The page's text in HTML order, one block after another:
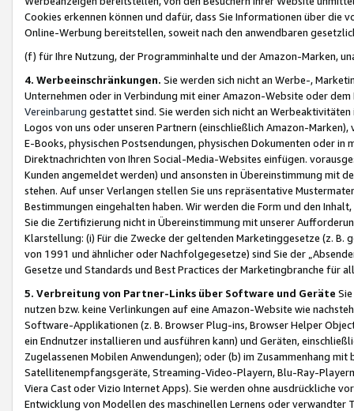
Cookies erkennen können und dafür, dass Sie Informationen über die
Online-Werbung bereitstellen, soweit nach den anwendbaren
(f) für Ihre Nutzung, der Programminhalte und der Amazon-Marken,
4. Werbeeinschränkungen. Sie werden sich nicht an Werbe-,
Unternehmen oder in Verbindung mit einer Amazon-Website oder
Vereinbarung gestattet sind. Sie werden sich nicht an
Logos von uns oder unseren Partnern (einschließlich Amazon-
E-Books, physischen Postsendungen, physischen Dokumenten oder in
Direktnachrichten von Ihren Social-Media-Websites einfügen.
Kunden angemeldet werden) und ansonsten in Übereinstimmung mit
stehen. Auf unser Verlangen stellen Sie uns repräsentative
Bestimmungen eingehalten haben. Wir werden die Form und den
Sie die Zertifizierung nicht in Übereinstimmung mit unserer
Klarstellung: (i) Für die Zwecke der geltenden Marketinggesetze (z. B.
von 1991 und ähnlicher oder Nachfolgegesetze) sind Sie der
Gesetze und Standards und Best Practices der Marketingbranche für
5. Verbreitung von Partner-Links über Software und Geräte
nutzen bzw. keine Verlinkungen auf eine Amazon-Website wie
Software-Applikationen (z. B. Browser Plug-ins, Browser Helper
ein Endnutzer installieren und ausführen kann) und Geräten,
Zugelassenen Mobilen Anwendungen); oder (b) im Zusammenhang
Satellitenempfangsgeräte, Streaming-Video-Playern, Blu-Ray-
Viera Cast oder Vizio Internet Apps). Sie werden ohne ausdrückliche
Entwicklung von Modellen des maschinellen Lernens oder